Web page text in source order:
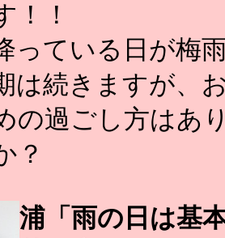
！！
っている日が梅
は続きますが、
の過ごし方はあ
？
浦「雨の日は基